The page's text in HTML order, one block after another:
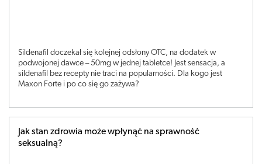
Sildenafil doczekał się kolejnej odsłony OTC, na dodatek w
podwojonej dawce – 50mg w jednej tabletce! Jest sensacja, a
sildenafil bez recepty nie traci na popularności. Dla kogo jest
Maxon Forte i po co się go zażywa?
Jak stan zdrowia może wpłynąć na sprawność
seksualną?